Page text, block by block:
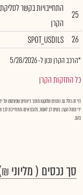
25
התחייבויות בקשר
הקרן
26
SPOT_USDILS
*הרכב הקרן נכון ל- 5/28/2026
כל החזקות הקרן
דף זה כולל גם נתונים שלוקטו מתוך דיווחים שפורסמו על
ידי מנהל הקרן. בשים לב לאמור, גלובס אינה מתחייבת לכך
בהם.
סך נכסים ( מליוני